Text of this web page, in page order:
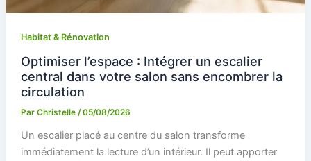
Habitat & Rénovation
Optimiser l’espace : Intégrer un escalier
central dans votre salon sans encombrer la
circulation
Par Christelle /05/08/2026
Un escalier placé au centre du salon transforme
immédiatement la lecture d’un intérieur. Il peut apporter